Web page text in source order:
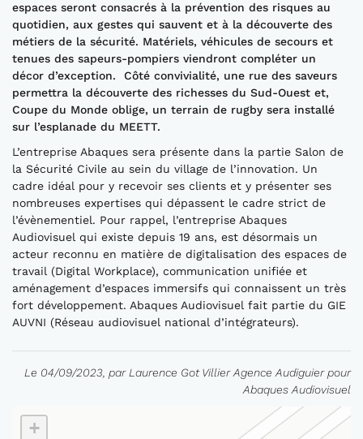
espaces seront consacrés à la prévention des risques au
quotidien, aux gestes qui sauvent et à la découverte des
métiers de la sécurité. Matériels, véhicules de secours et
tenues des sapeurs-pompiers viendront compléter un
décor d’exception. Côté convivialité, une rue des saveurs
permettra la découverte des richesses du Sud-Ouest et,
Coupe du Monde oblige, un terrain de rugby sera installé
sur l’esplanade du MEETT.
L’entreprise Abaques sera présente dans la partie Salon de
la Sécurité Civile au sein du village de l’innovation. Un
cadre idéal pour y recevoir ses clients et y présenter ses
nombreuses expertises qui dépassent le cadre strict de
l’évènementiel. Pour rappel, l’entreprise Abaques
Audiovisuel qui existe depuis 19 ans, est désormais un
acteur reconnu en matière de digitalisation des espaces de
travail (Digital Workplace), communication unifiée et
aménagement d’espaces immersifs qui connaissent un très
fort développement. Abaques Audiovisuel fait partie du GIE
AUVNI (Réseau audiovisuel national d’intégrateurs).
Le 04/09/2023, par Laurence Got Villier Agence Audiguier pour
Abaques Audiovisuel
+